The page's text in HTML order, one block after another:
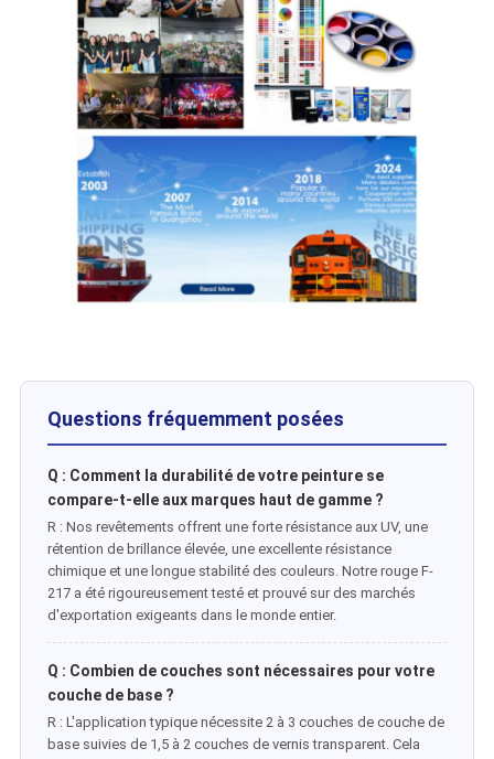
Questions fréquemment posées
Q : Comment la durabilité de votre peinture se
compare-t-elle aux marques haut de gamme ?
R : Nos revêtements offrent une forte résistance aux UV, une
rétention de brillance élevée, une excellente résistance
chimique et une longue stabilité des couleurs. Notre rouge F-
217 a été rigoureusement testé et prouvé sur des marchés
d'exportation exigeants dans le monde entier.
Q : Combien de couches sont nécessaires pour votre
couche de base ?
R : L'application typique nécessite 2 à 3 couches de couche de
base suivies de 1,5 à 2 couches de vernis transparent. Cela